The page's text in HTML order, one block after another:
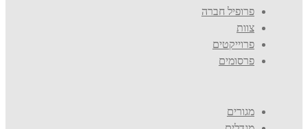
פרופיל חברה
צוות
פרוייקטים
פרסומים
מגורים